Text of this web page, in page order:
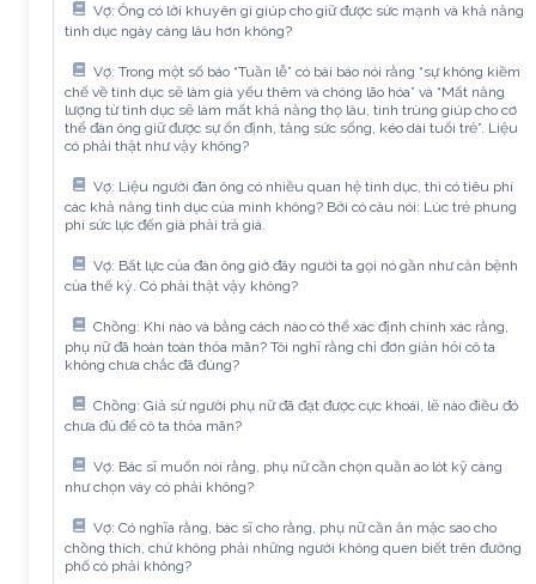
Vợ: Ông có lời khuyên gì giúp cho giữ được sức mạnh và khả năng
tình dục ngày càng lâu hơn không?
Vợ: Trong một số báo “Tuần lễ” có bài báo nói rằng “sự không kiềm
chế về tình dục sẽ làm già yếu thêm và chóng lão hóa” và “Mất năng
lượng từ tình dục sẽ làm mất khả năng thọ lâu, tinh trùng giúp cho cơ
thể đàn ông giữ được sự ổn định, tăng sức sống, kéo dài tuổi trẻ”. Liệu
có phải thật như vậy không?
Vợ: Liệu người đàn ông có nhiều quan hệ tình dục, thì có tiêu phí
các khả năng tình dục của mình không? Bởi có câu nói: Lúc trẻ phung
phí sức lực đến già phải trả giá.
Vợ: Bất lực của đàn ông giờ đây người ta gọi nó gần như căn bệnh
của thế kỷ. Có phải thật vậy không?
Chồng: Khi nào và bằng cách nào có thể xác định chính xác rằng,
phụ nữ đã hoàn toàn thỏa mãn? Tôi nghĩ rằng chỉ đơn giản hỏi cô ta
không chưa chắc đã đúng?
Chồng: Giả sử người phụ nữ đã đạt được cực khoái, lẽ nào điều đó
chưa đủ để cô ta thỏa mãn?
Vợ: Bác sĩ muốn nói rằng, phụ nữ cần chọn quần áo lót kỹ càng
như chọn váy có phải không?
Vợ: Có nghĩa rằng, bác sĩ cho rằng, phụ nữ cần ăn mặc sao cho
chồng thích, chứ không phải những người không quen biết trên đường
phố có phải không?